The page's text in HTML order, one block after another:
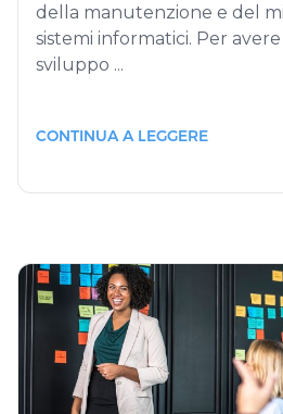
della manutenzione e del
sistemi informatici. Per
sviluppo ...
CONTINUA A LEGGERE